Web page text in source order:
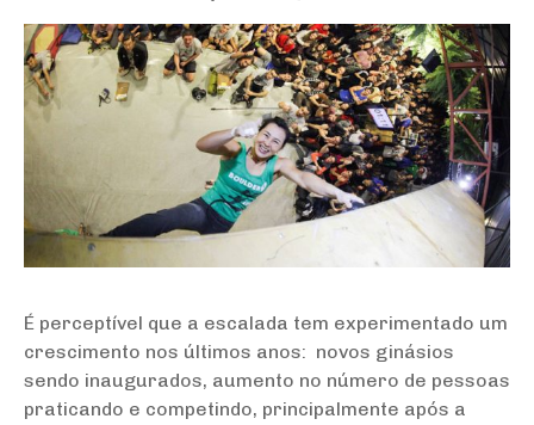
É perceptível que a escalada tem experimentado um
crescimento nos últimos anos: novos ginásios
sendo inaugurados, aumento no número de pessoas
praticando e competindo, principalmente após a